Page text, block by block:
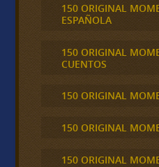
150 ORIGINAL
ESPAÑOLA
150 ORIGINAL
CUENTOS
150 ORIGINAL
150 ORIGINAL
150 ORIGINAL